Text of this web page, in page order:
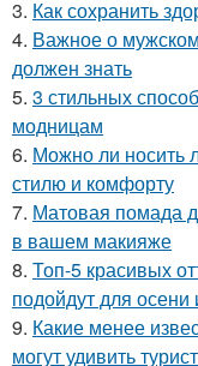
3. Как сохранить
4. Важное о
должен знать
5. 3 стильных
модницам
6. Можно ли носить
стилю и комфорту
7. Матовая помада
в вашем макияже
8. Топ-5 красивых
подойдут для
9. Какие менее
могут удивить